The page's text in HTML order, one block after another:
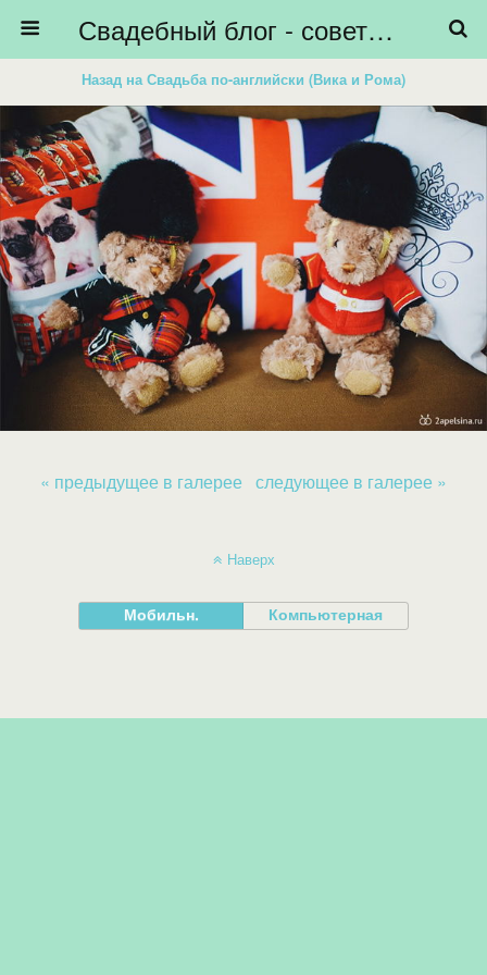
Свадебный блог - советы невестам, подготовка к свадьбе - HiBride
Назад на Свадьба по-английски (Вика и Рома)
« предыдущее в галерее следующее в галерее »
Наверх
Мобильн. Компьютерная